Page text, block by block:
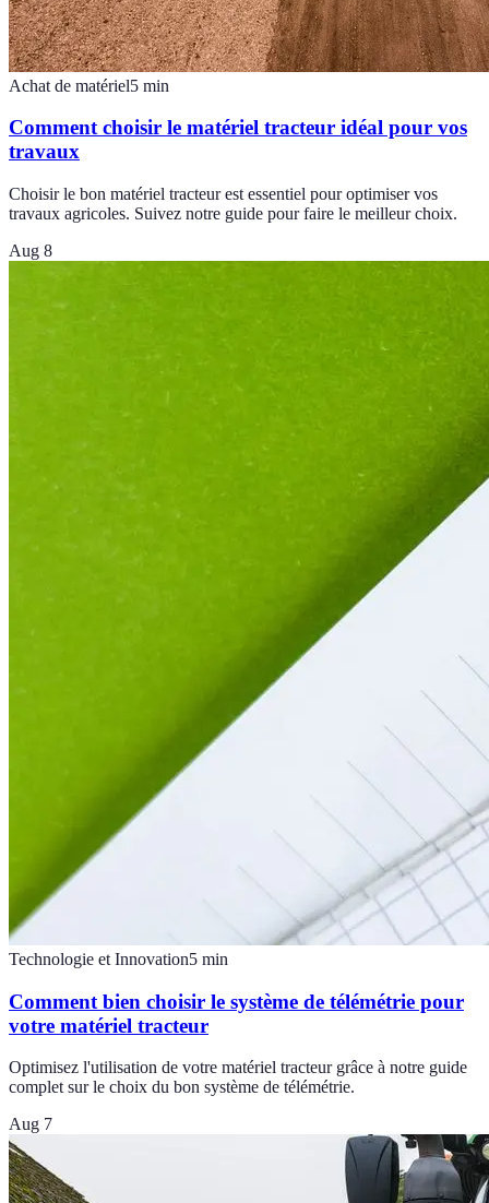
Achat de matériel5 min
Comment choisir le matériel tracteur idéal pour vos
travaux
Choisir le bon matériel tracteur est essentiel pour optimiser vos
travaux agricoles. Suivez notre guide pour faire le meilleur choix.
Aug 8
Technologie et Innovation5 min
Comment bien choisir le système de télémétrie pour
votre matériel tracteur
Optimisez l'utilisation de votre matériel tracteur grâce à notre guide
complet sur le choix du bon système de télémétrie.
Aug 7